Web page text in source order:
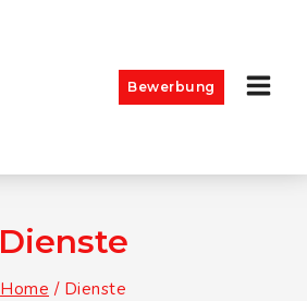
Bewerbung
Dienste
Home / Dienste